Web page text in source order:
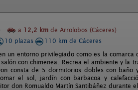
a 12,2 km de Arrolobos (Cáceres)
10 plazas
110 km de Cáceres
un entorno privilegiado como es la comarca
con chimenea. Recrea el ambiente y la
consta de 5 dormitorios dobles con baño
el sol, jardín con barbacoa y
don Romualdo Martín Santibáñez durante el